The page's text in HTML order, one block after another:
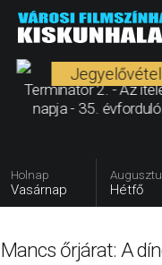
Terminátor 2. - Az
napja - 35. évforduló
Jegyelővétel
Holnap
Vasárnap Hétfő
Mancs őrjárat: A